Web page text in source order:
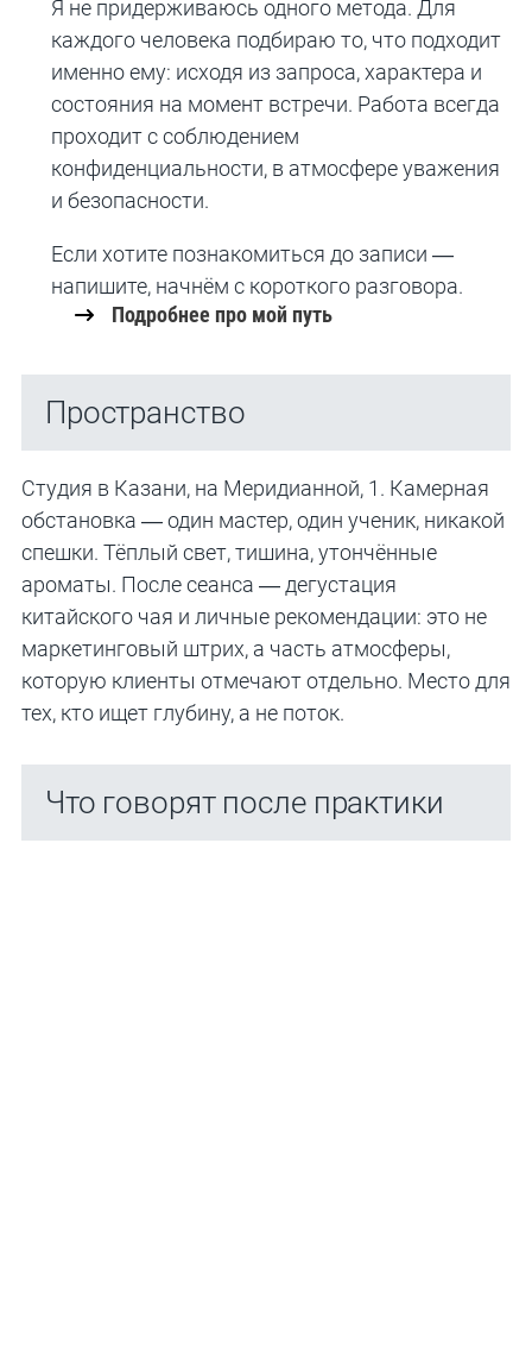
Я не придерживаюсь одного метода. Для
каждого человека подбираю то, что подходит
именно ему: исходя из запроса, характера и
состояния на момент встречи. Работа всегда
проходит с соблюдением
конфиденциальности, в атмосфере уважения
и безопасности.
Если хотите познакомиться до записи —
напишите, начнём с короткого разговора.
Подробнее про мой путь
Пространство
Студия в Казани, на Меридианной, 1. Камерная
обстановка — один мастер, один ученик, никакой
спешки. Тёплый свет, тишина, утончённые
ароматы. После сеанса — дегустация
китайского чая и личные рекомендации: это не
маркетинговый штрих, а часть атмосферы,
которую клиенты отмечают отдельно. Место для
тех, кто ищет глубину, а не поток.
Что говорят после практики